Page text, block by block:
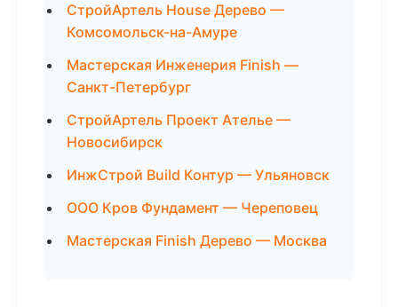
СтройАртель House Дерево —
Комсомольск-на-Амуре
Мастерская Инженерия Finish —
Санкт-Петербург
СтройАртель Проект Ателье —
Новосибирск
ИнжСтрой Build Контур — Ульяновск
ООО Кров Фундамент — Череповец
Мастерская Finish Дерево — Москва